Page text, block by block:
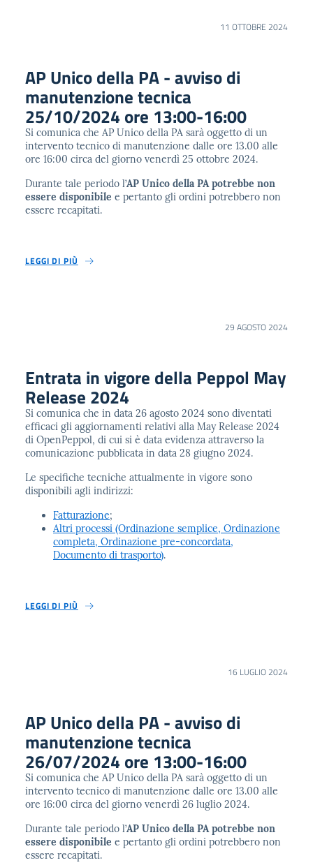
11 OTTOBRE 2024
AP Unico della PA - avviso di
manutenzione tecnica
25/10/2024 ore 13:00-16:00
Si comunica che AP Unico della PA sarà oggetto di un
intervento tecnico di manutenzione dalle ore 13.00 alle
ore 16:00 circa del giorno venerdì 25 ottobre 2024.
Durante tale periodo l’AP Unico della PA potrebbe non
essere disponibile e pertanto gli ordini potrebbero non
essere recapitati.
LEGGI DI PIÙ
29 AGOSTO 2024
Entrata in vigore della Peppol May
Release 2024
Si comunica che in data 26 agosto 2024 sono diventati
efficaci gli aggiornamenti relativi alla May Release 2024
di OpenPeppol, di cui si è data evidenza attraverso la
comunicazione pubblicata in data 28 giugno 2024.
Le specifiche tecniche attualmente in vigore sono
disponibili agli indirizzi:
Fatturazione;
Altri processi (Ordinazione semplice, Ordinazione
completa, Ordinazione pre-concordata,
Documento di trasporto).
LEGGI DI PIÙ
16 LUGLIO 2024
AP Unico della PA - avviso di
manutenzione tecnica
26/07/2024 ore 13:00-16:00
Si comunica che AP Unico della PA sarà oggetto di un
intervento tecnico di manutenzione dalle ore 13.00 alle
ore 16:00 circa del giorno venerdì 26 luglio 2024.
Durante tale periodo l’AP Unico della PA potrebbe non
essere disponibile e pertanto gli ordini potrebbero non
essere recapitati.